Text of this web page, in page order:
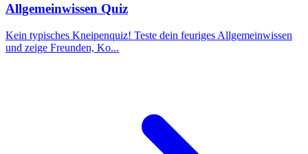
Allgemeinwissen Quiz
Kein typisches Kneipenquiz! Teste dein feuriges Allgemeinwissen
und zeige Freunden, Ko...